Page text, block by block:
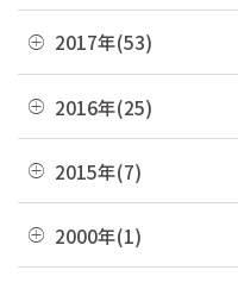
03月(7)
02月(10)
01月(4)
04月(5)
03月(8)
01月(6)
05月(10)
04月(2)
03月(8)
01月(3)
07月(10)
05月(6)
04月(2)
03月(7)
08月(4)
07月(8)
06月(10)
05月(8)
04月(10)
03月(12)
09月(4)
08月(4)
07月(5)
05月(7)
11月(9)
09月(6)
08月(2)
07月(5)
12月(7)
11月(2)
09月(4)
08月(3)
07月(7)
2017年(53)
12月(2)
11月(4)
09月(1)
2016年(25)
12月(2)
11月(3)
2015年(7)
11月(1)
06月(6)
2000年(1)